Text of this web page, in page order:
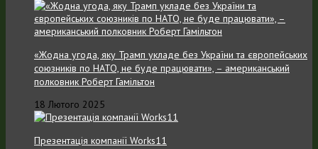
«Жодна угода, яку Трамп укладе без України та європейських
союзників по НАТО, не буде працювати», – американський
полковник Роберт Гамільтон
18 Лютого 2025
Презентація компанії Works11